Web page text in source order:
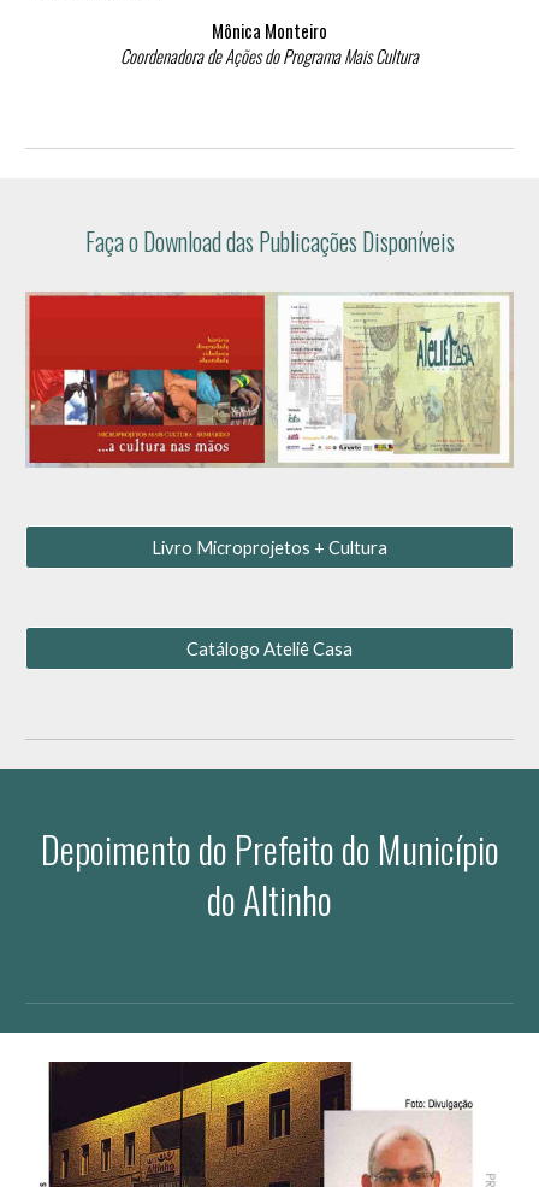
Mônica Monteiro
Coordenadora de Ações do Programa Mais Cultura
Faça o Download das Publicações Disponíveis
Livro Microprojetos + Cultura
Catálogo Ateliê Casa
Depoimento do Prefeito do Município
do Altinho